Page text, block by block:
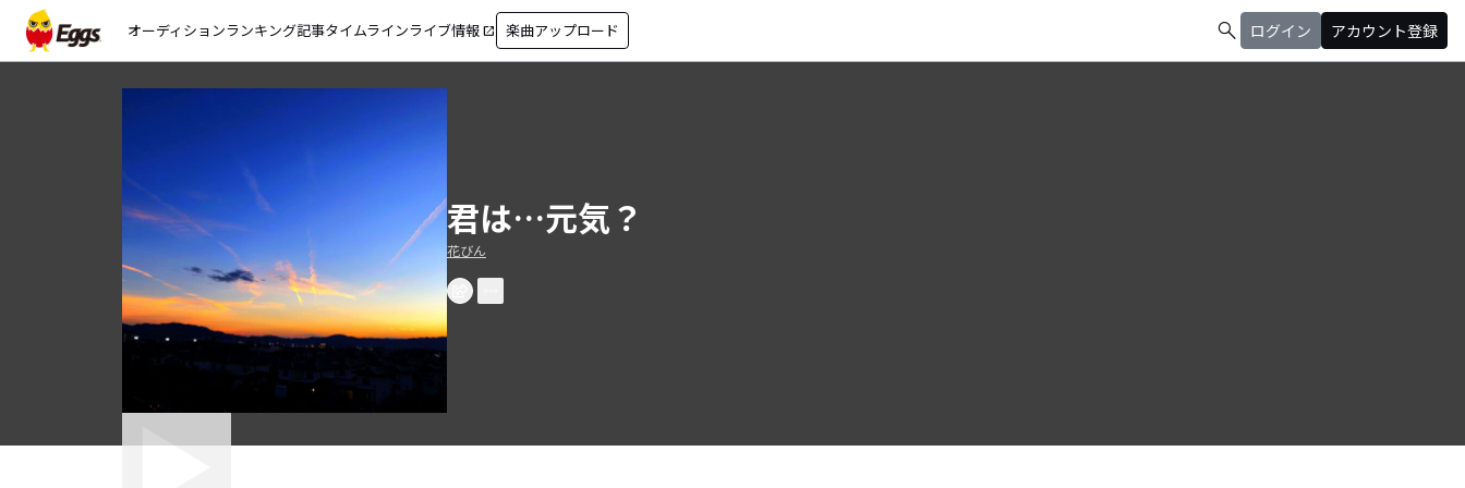
オーディションランキング記事タイムラインライブ情報 open_in_new 楽曲アップロード search ログイン アカウント登録
君は…元気？
花びん